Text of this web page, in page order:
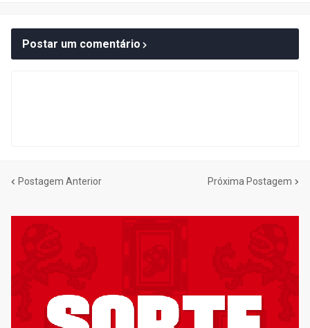
Postar um comentário
Postagem Anterior Próxima Postagem